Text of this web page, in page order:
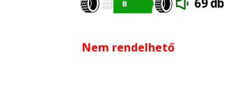
Nem rendelhető